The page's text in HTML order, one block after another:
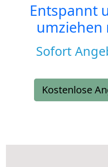
Entspannt
umziehen
Sofort
Kostenlose